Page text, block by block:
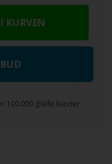
100.000 glade kunder